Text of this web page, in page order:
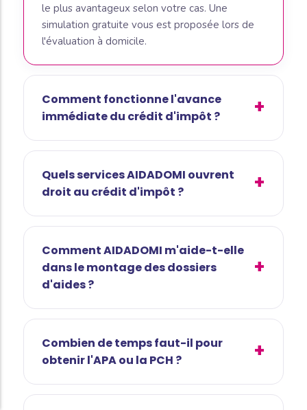
le plus avantageux selon votre cas. Une
simulation gratuite vous est proposée lors de
l'évaluation à domicile.
Comment fonctionne l'avance
immédiate du crédit d'impôt ?
Quels services AIDADOMI ouvrent
droit au crédit d'impôt ?
Comment AIDADOMI m'aide-t-elle
dans le montage des dossiers
d'aides ?
Combien de temps faut-il pour
obtenir l'APA ou la PCH ?